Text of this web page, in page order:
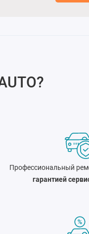
?
Профессиональный
гарантией